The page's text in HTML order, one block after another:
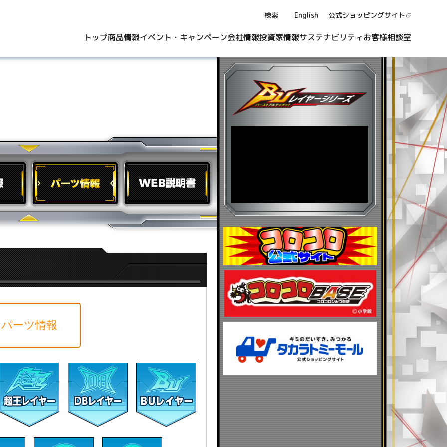
検索 English 公式ショッピングサイト
トップ商品情報イベント・キャンペーン会社情報投資家情報サステナビリティお客様相談室
パーツ情報